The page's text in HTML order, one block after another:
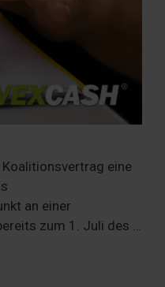
Koalitionsvertrag eine
an einer
zum 1. Juli des …